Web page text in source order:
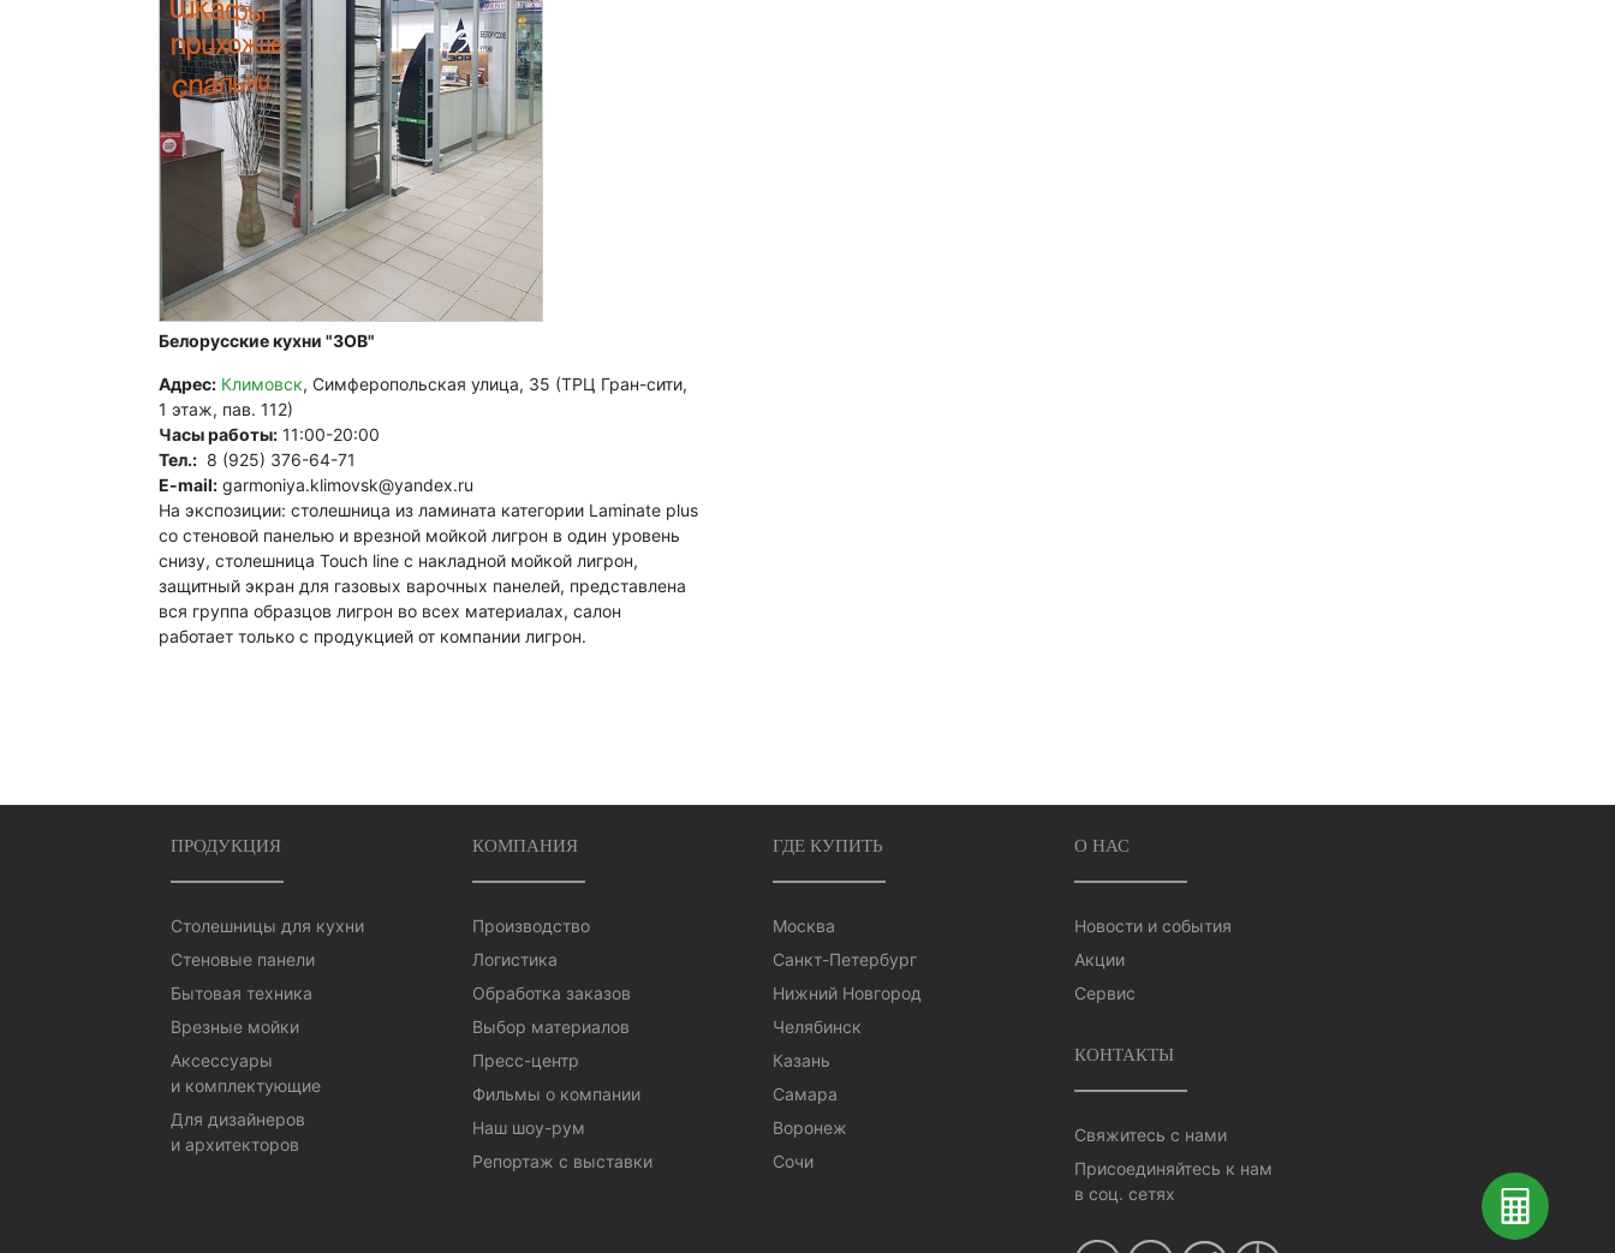
Белорусские кухни "ЗОВ"
Адрес: Климовск, Симферопольская улица, 35 (ТРЦ Гран-сити,
1 этаж, пав. 112)
Часы работы: 11:00-20:00
Тел.: 8 (925) 376-64-71
E-mail: garmoniya.klimovsk@yandex.ru
На экспозиции: столешница из ламината категории Laminate plus
со стеновой панелью и врезной мойкой лигрон в один уровень
снизу, столешница Touch line с накладной мойкой лигрон,
защитный экран для газовых варочных панелей, представлена
вся группа образцов лигрон во всех материалах, салон
работает только с продукцией от компании лигрон.
ПРОДУКЦИЯ
Столешницы для кухни
Стеновые панели
Бытовая техника
Врезные мойки
Аксессуары
и комплектующие
Для дизайнеров
и архитекторов
КОМПАНИЯ
Производство
Логистика
Обработка заказов
Выбор материалов
Пресс-центр
Фильмы о компании
Наш шоу-рум
Репортаж с выставки
ГДЕ КУПИТЬ
Москва
Санкт-Петербург
Нижний Новгород
Челябинск
Казань
Самара
Воронеж
Сочи
О НАС
Новости и события
Акции
Сервис
КОНТАКТЫ
Свяжитесь с нами
Присоединяйтесь к нам
в соц. сетях